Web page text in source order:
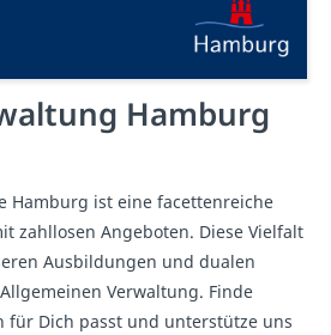
Hamburg
Hamburg ist eine facettenreiche
zahllosen Angeboten. Diese Vielfalt
Ausbildungen und dualen
Verwaltung. Finde
für Dich passt und unterstütze uns